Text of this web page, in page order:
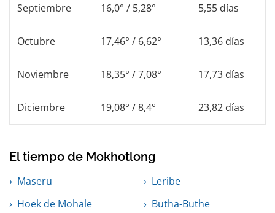
Septiembre 16,0° / 5,28° 5,55 días
Octubre 17,46° / 6,62° 13,36 días
Noviembre 18,35° / 7,08° 17,73 días
Diciembre 19,08° / 8,4° 23,82 días
El tiempo de Mokhotlong
Maseru
Leribe
Hoek de Mohale
Butha-Buthe